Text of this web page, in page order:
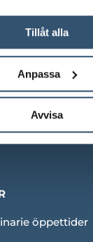
Tillåt alla
Anpassa
Avvisa
om inget
271, 265 90
55 59
öppettider